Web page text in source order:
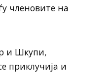
членовите на
и Шкупи,
приклучија и